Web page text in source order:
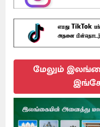
மேலும்